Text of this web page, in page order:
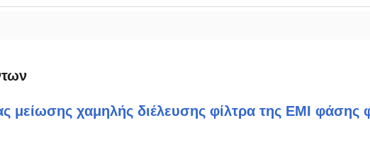
μείωσης χαμηλής διέλευσης φίλτρα της EMI φάσης